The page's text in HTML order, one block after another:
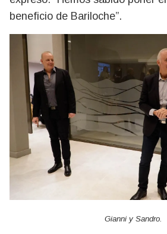
beneficio de Bariloche”.
Gianni y Sandro.